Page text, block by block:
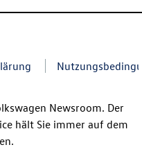
Newsroom. Der
hält Sie immer auf dem